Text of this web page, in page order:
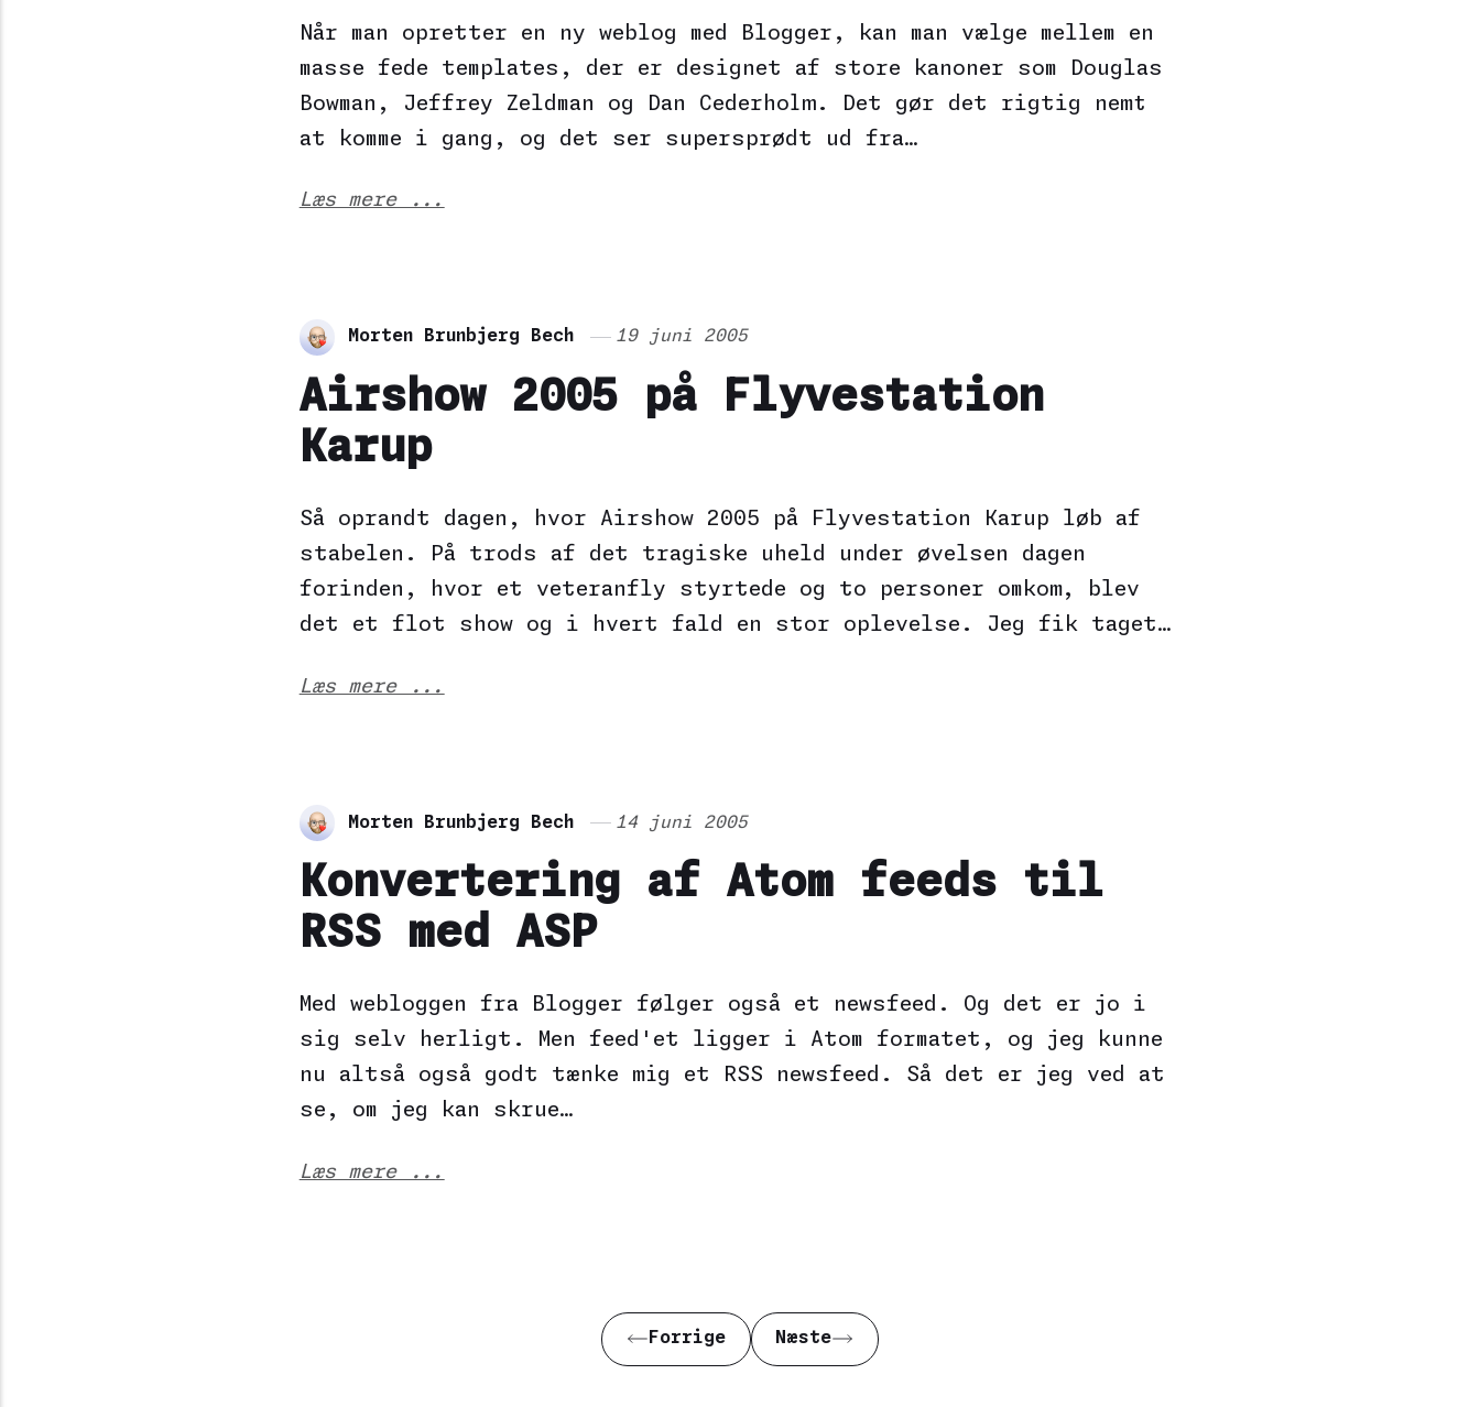
Når man opretter en ny weblog med Blogger, kan man vælge mellem en
masse fede templates, der er designet af store kanoner som Douglas
Bowman, Jeffrey Zeldman og Dan Cederholm. Det gør det rigtig nemt
at komme i gang, og det ser supersprødt ud fra…
Læs mere ...
Morten Brunbjerg Bech 19 juni 2005
Airshow 2005 på Flyvestation
Karup
Så oprandt dagen, hvor Airshow 2005 på Flyvestation Karup løb af
stabelen. På trods af det tragiske uheld under øvelsen dagen
forinden, hvor et veteranfly styrtede og to personer omkom, blev
det et flot show og i hvert fald en stor oplevelse. Jeg fik taget…
Læs mere ...
Morten Brunbjerg Bech 14 juni 2005
Konvertering af Atom feeds til
RSS med ASP
Med webloggen fra Blogger følger også et newsfeed. Og det er jo i
sig selv herligt. Men feed'et ligger i Atom formatet, og jeg kunne
nu altså også godt tænke mig et RSS newsfeed. Så det er jeg ved at
se, om jeg kan skrue…
Læs mere ...
Forrige Næste